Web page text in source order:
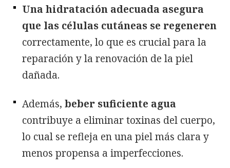
Una hidratación adecuada asegura
que las células cutáneas se regeneren
correctamente, lo que es crucial para la
reparación y la renovación de la piel
dañada.
Además, beber suficiente agua
contribuye a eliminar toxinas del cuerpo,
lo cual se refleja en una piel más clara y
menos propensa a imperfecciones.